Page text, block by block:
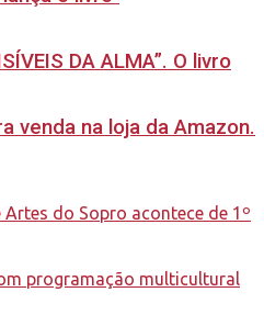
DA ALMA”. O livro
venda na loja da Amazon.